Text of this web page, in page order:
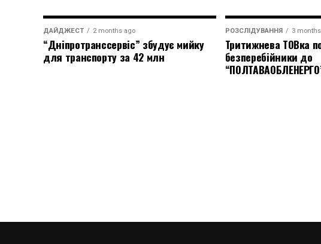
ДАЙДЖЕСТ 2 months ago
“Дніпротранссервіс” збудує мийку
для транспорту за 42 млн
РОЗСЛІДУВАННЯ 3
Тритижнева ТОВка
безперебійники до